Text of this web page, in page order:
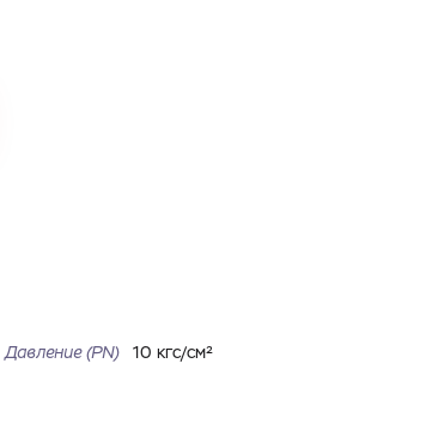
Давление (PN)
10 кгс/см²